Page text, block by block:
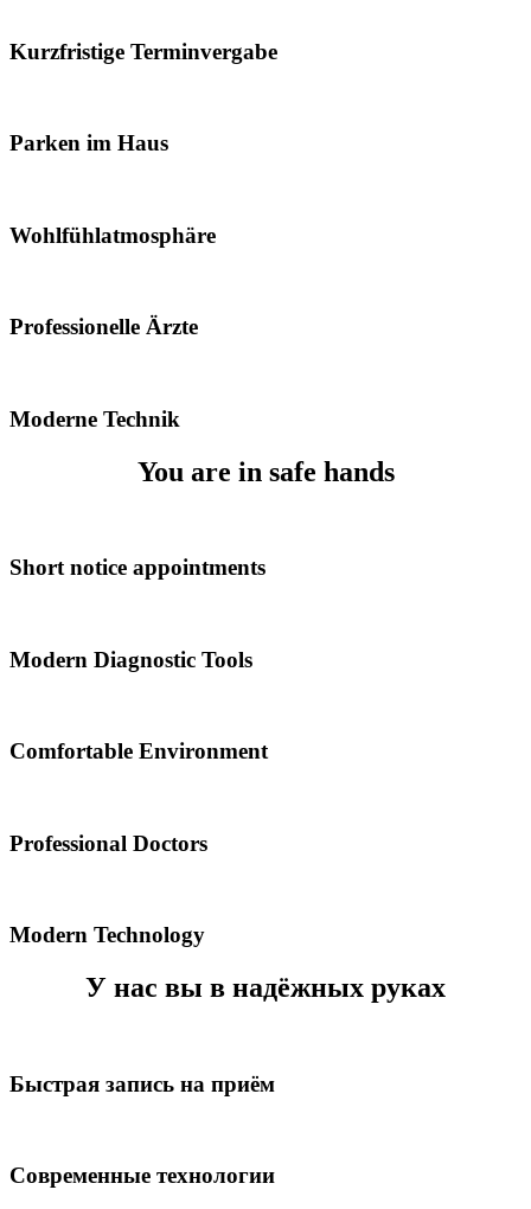
Kurzfristige Terminvergabe
Parken im Haus
Wohlfühlatmosphäre
Professionelle Ärzte
Moderne Technik
You are in safe hands
Short notice appointments
Modern Diagnostic Tools
Comfortable Environment
Professional Doctors
Modern Technology
У нас вы в надёжных руках
Быстрая запись на приём
Современные технологии